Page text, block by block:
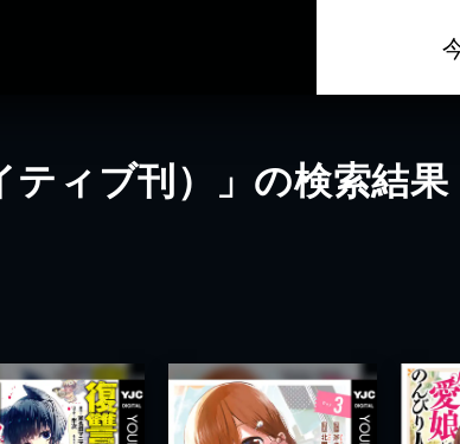
ティブ刊）」の検索結果